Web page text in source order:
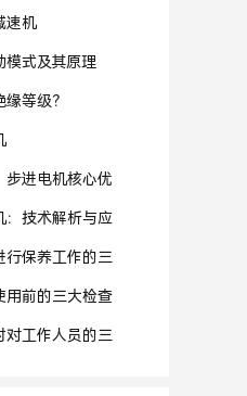
速机
模式及其原理
等级？
步进电机核心优
：技术解析与应
行保养工作的三
用前的三大检查
对工作人员的三